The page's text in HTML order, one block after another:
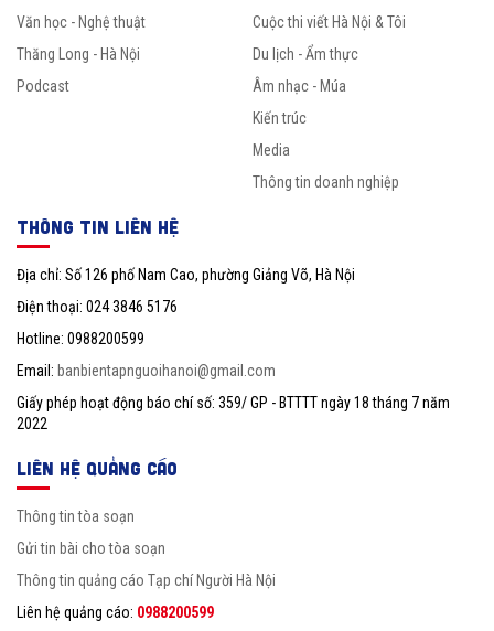
Văn học - Nghệ thuật
Thăng Long - Hà Nội
Podcast
Cuộc thi viết Hà Nội & Tôi
Du lịch - Ẩm thực
Âm nhạc - Múa
Kiến trúc
Media
Thông tin doanh nghiệp
THÔNG TIN LIÊN HỆ
Địa chỉ: Số 126 phố Nam Cao, phường Giảng Võ, Hà Nội
Điện thoại: 024 3846 5176
Hotline: 0988200599
Email: banbientapnguoihanoi@gmail.com
Giấy phép hoạt động báo chí số: 359/ GP - BTTTT ngày 18 tháng 7 năm
2022
LIÊN HỆ QUẢNG CÁO
Thông tin tòa soạn
Gửi tin bài cho tòa soạn
Thông tin quảng cáo Tạp chí Người Hà Nội
Liên hệ quảng cáo: 0988200599